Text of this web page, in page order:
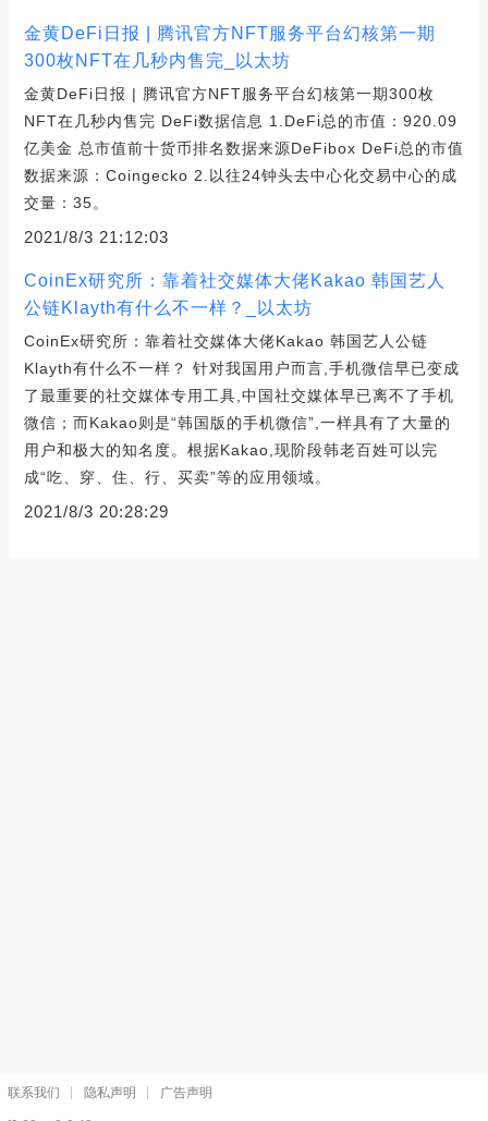
金黄DeFi日报 | ​腾讯官方NFT服务平台幻核第一期
300枚NFT在几秒内售完_以太坊
金黄DeFi日报 | ​腾讯官方NFT服务平台幻核第一期300枚
NFT在几秒内售完 DeFi数据信息 1.DeFi总的市值：920.09
亿美金 总市值前十货币排名数据来源DeFibox DeFi总的市值
数据来源：Coingecko 2.以往24钟头去中心化交易中心的成
交量：35。
2021/8/3 21:12:03
CoinEx研究所：靠着社交媒体大佬Kakao 韩国艺人
公链Klayth有什么不一样？_以太坊
CoinEx研究所：靠着社交媒体大佬Kakao 韩国艺人公链
Klayth有什么不一样？ 针对我国用户而言,手机微信早已变成
了最重要的社交媒体专用工具,中国社交媒体早已离不了手机
微信；而Kakao则是“韩国版的手机微信”,一样具有了大量的
用户和极大的知名度。根据Kakao,现阶段韩老百姓可以完
成“吃、穿、住、行、买卖”等的应用领域。
2021/8/3 20:28:29
联系我们 隐私声明 广告声明